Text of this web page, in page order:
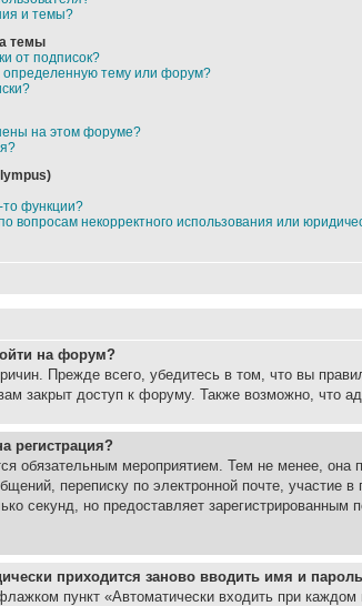
и темы?
темы
от подписок?
определенную тему или форум?
на этом форуме?
то функции?
вопросам некорректного использования или
на форум?
Прежде всего, убедитесь в том, что вы
закрыт доступ к форуму. Также возможно, что
регистрация?
обязательным мероприятием. Тем не менее,
переписку по электронной почте,
секунд, но предоставляет
приходится заново вводить имя и
пункт «Автоматически входить при